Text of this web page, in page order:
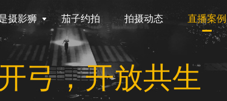
摄影狮 茄子约拍 拍摄动态 直播案例
弓，开放共生